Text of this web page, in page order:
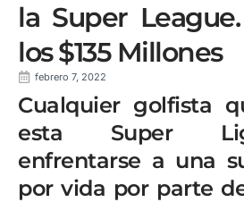
la Super
los $135 Millones
febrero 7, 2022
Cualquier golfista
esta Super
enfrentarse a una
por vida por parte